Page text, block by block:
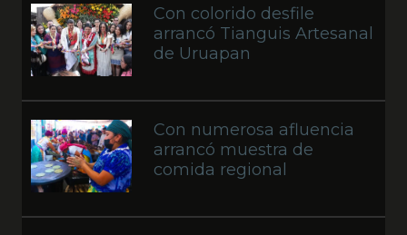
Con colorido desfile
arrancó Tianguis Artesanal
de Uruapan
Con numerosa afluencia
arrancó muestra de
comida regional